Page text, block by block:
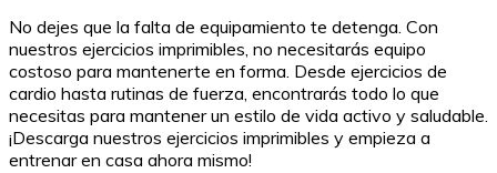
No dejes que la falta de equipamiento te detenga. Con
nuestros ejercicios imprimibles, no necesitarás equipo
costoso para mantenerte en forma. Desde ejercicios de
cardio hasta rutinas de fuerza, encontrarás todo lo que
necesitas para mantener un estilo de vida activo y saludable.
¡Descarga nuestros ejercicios imprimibles y empieza a
entrenar en casa ahora mismo!